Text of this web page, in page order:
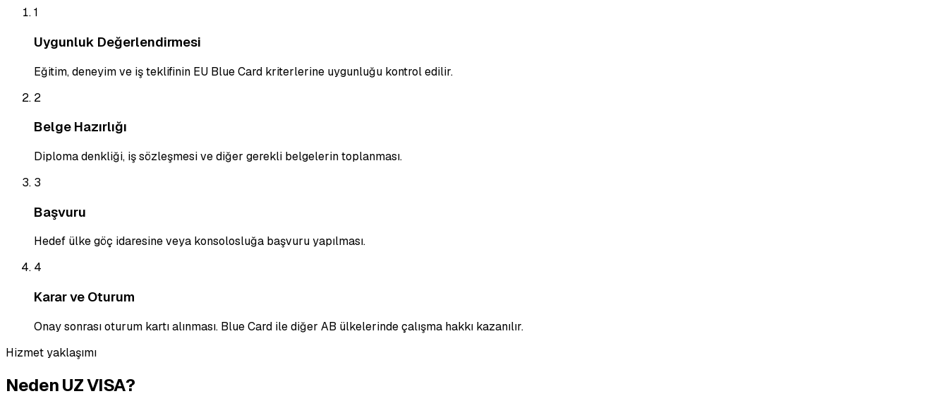
1
Uygunluk Değerlendirmesi
Eğitim, deneyim ve iş teklifinin EU Blue Card kriterlerine uygunluğu kontrol edilir.
2
Belge Hazırlığı
Diploma denkliği, iş sözleşmesi ve diğer gerekli belgelerin toplanması.
3
Başvuru
Hedef ülke göç idaresine veya konsolosluğa başvuru yapılması.
4
Karar ve Oturum
Onay sonrası oturum kartı alınması. Blue Card ile diğer AB ülkelerinde çalışma hakkı kazanılır.
Hizmet yaklaşımı
Neden UZ VISA?